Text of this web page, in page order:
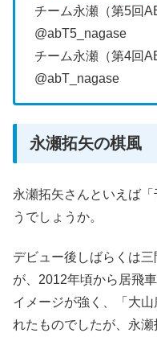
チーム永瀬（第5回
@abT5_nagase
チーム永瀬（第4回
@abT_nagase
永瀬拓矢の棋風
永瀬拓矢さんといえば
うでしょうか。
デビュー後しばらくは
が、2012年頃から居飛
イメージが強く、「大
れたものでしたが、永